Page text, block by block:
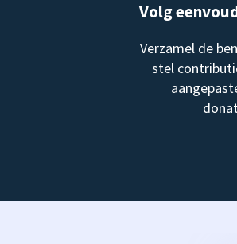
Volg
Verzamel de
stel